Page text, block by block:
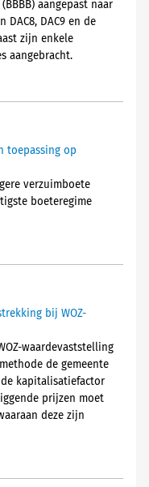
aangepast naar
DAC9 en de
zijn enkele
aangebracht.
toepassing op
verzuimboete
boeteregime
bij WOZ-
waardevaststelling
de gemeente
kapitalisatiefactor
prijzen moet
deze zijn